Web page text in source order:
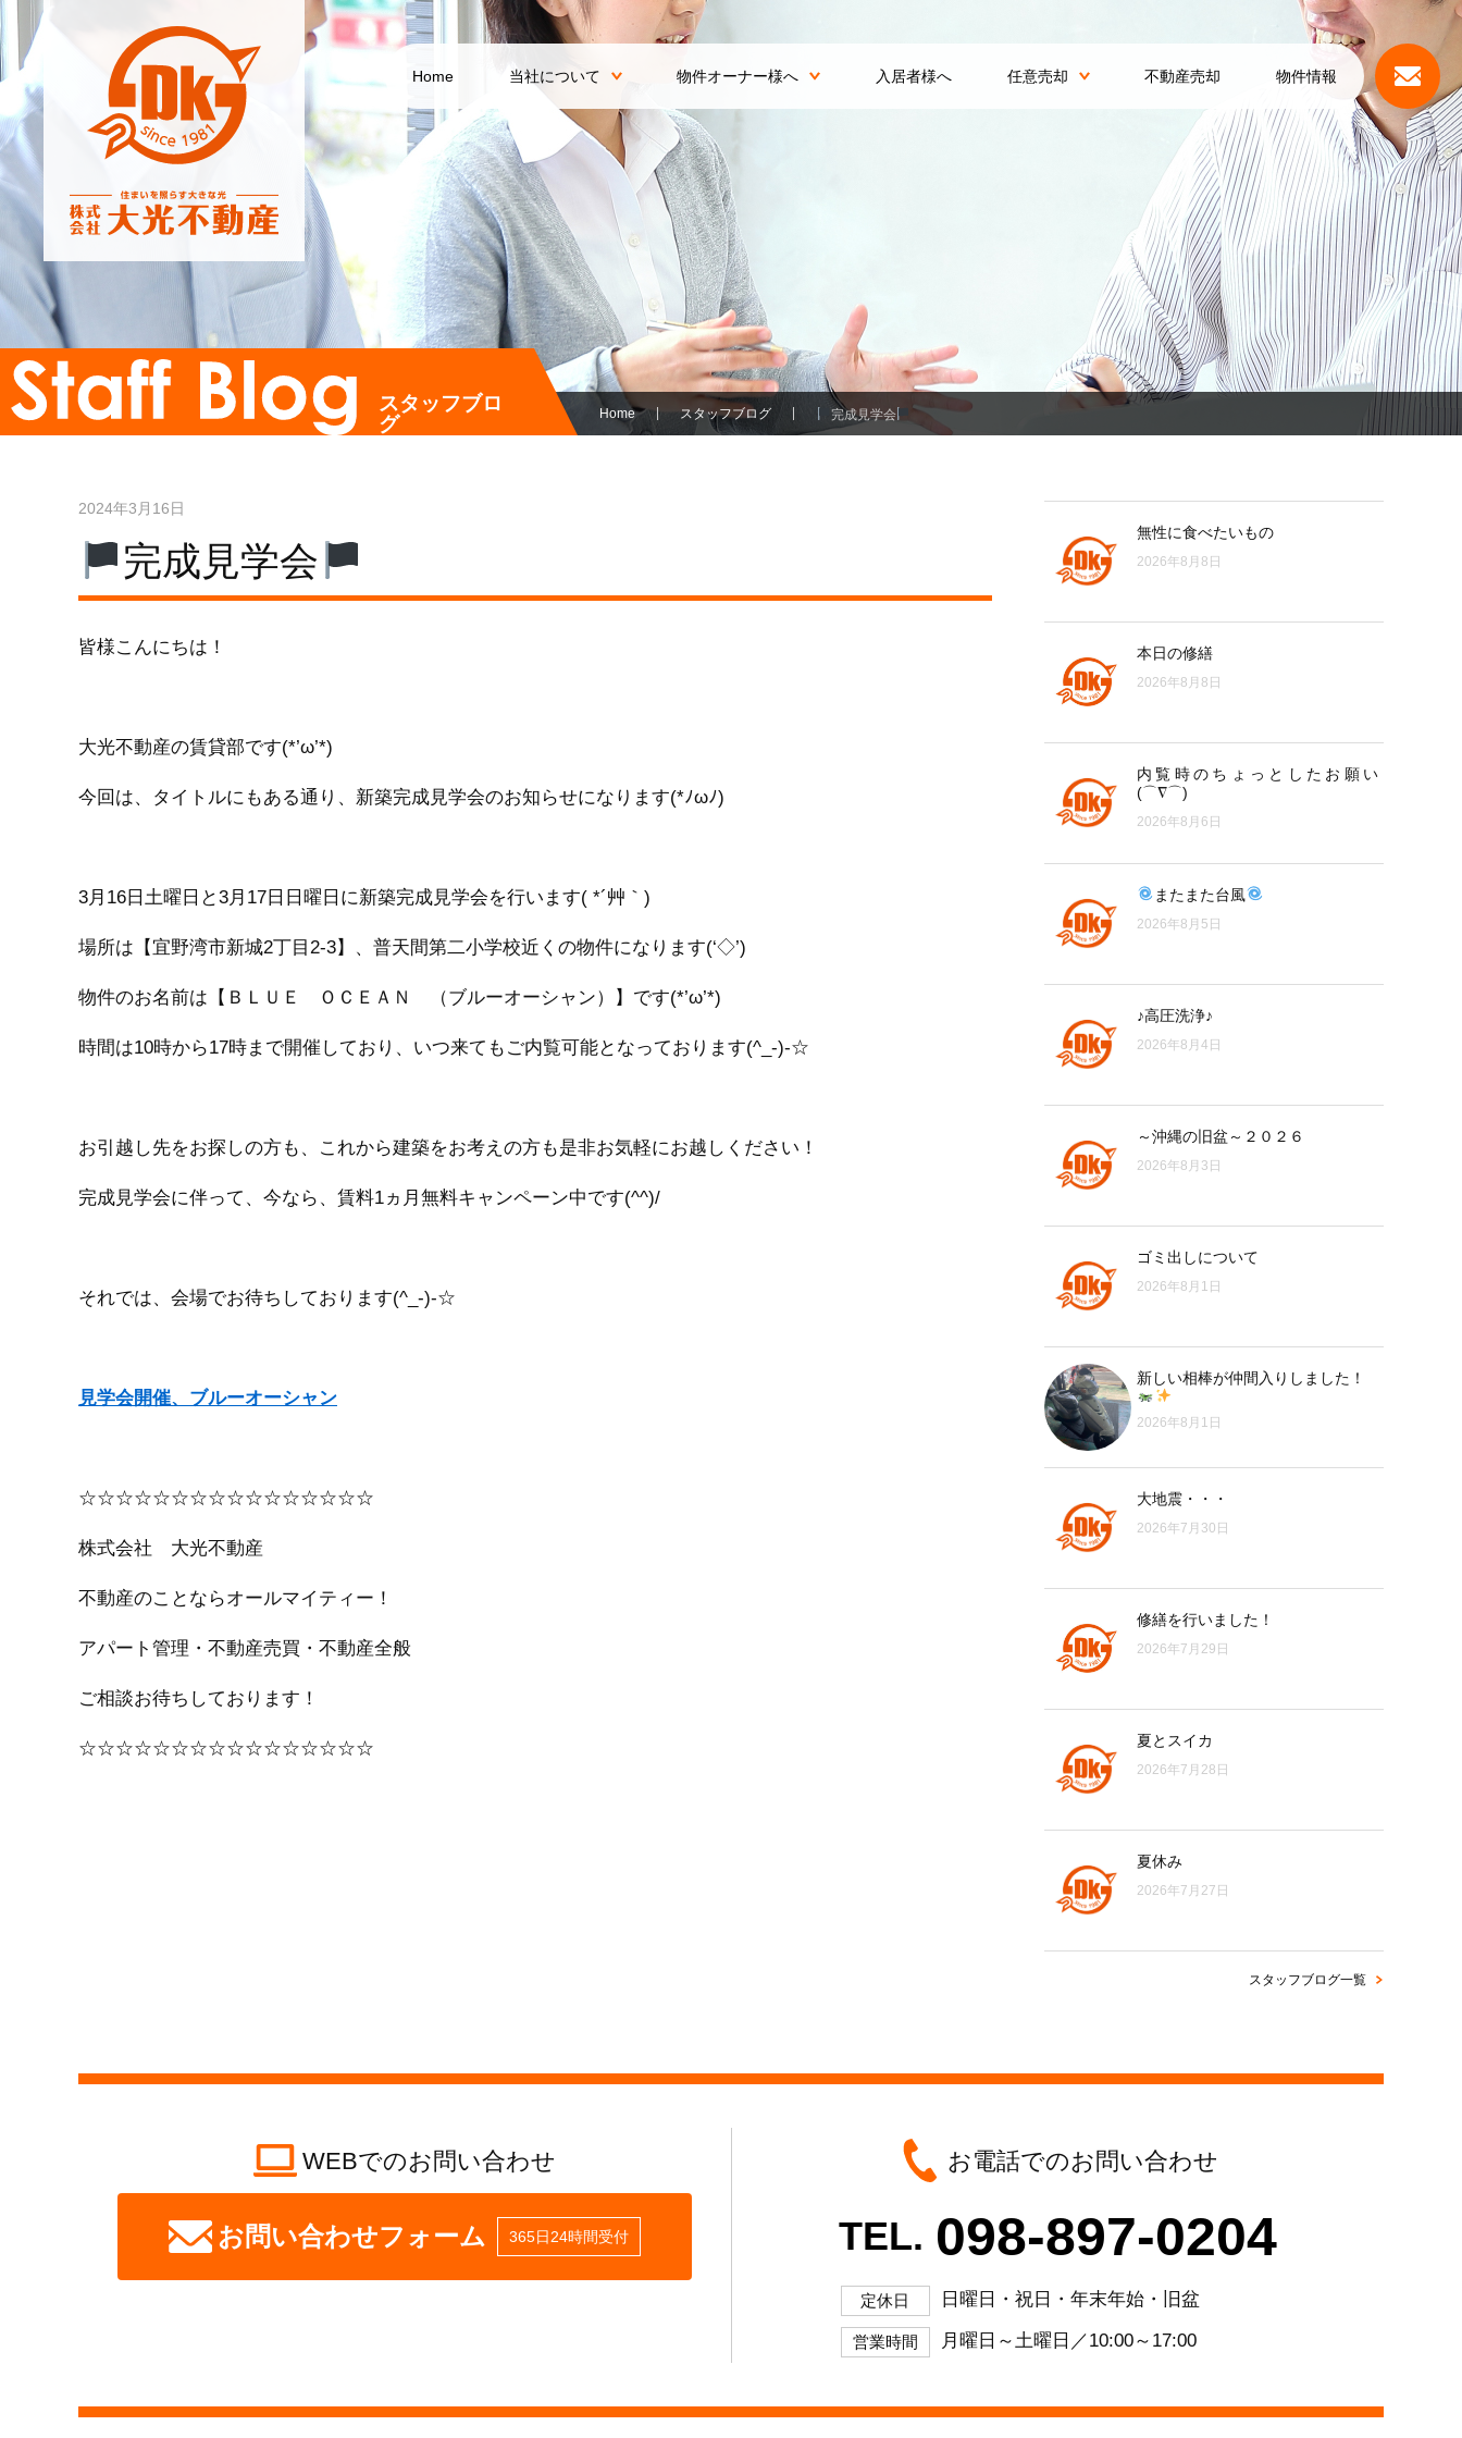
Home 当社について 物件オーナー様へ 入居者様へ 任意売却 不動産売却 物件情報
スタッフブロ
グ
Home スタッフブログ 完成見学会
2024年3月16日
完成見学会
皆様こんにちは！
大光不動産の賃貸部です(*’ω’*)
今回は、タイトルにもある通り、新築完成見学会のお知らせになります(*ﾉωﾉ)
3月16日土曜日と3月17日日曜日に新築完成見学会を行います( *´艸｀)
場所は【宜野湾市新城2丁目2-3】、普天間第二小学校近くの物件になります(‘◇’)ゞ
物件のお名前は【 ＢＬＵＥ ＯＣＥＡＮ （ブルーオーシャン） 】です(*’ω’*)
時間は10時から17時まで開催しており、いつ来てもご内覧可能となっております(^_-)-☆
お引越し先をお探しの方も、これから建築をお考えの方も是非お気軽にお越しください！
完成見学会に伴って、今なら、賃料1ヵ月無料キャンペーン中です(^^)/
それでは、会場でお待ちしております(^_-)-☆
見学会開催、ブルーオーシャン
☆☆☆☆☆☆☆☆☆☆☆☆☆☆☆☆
株式会社 大光不動産
不動産のことならオールマイティー！
アパート管理・不動産売買・不動産全般
ご相談お待ちしております！
☆☆☆☆☆☆☆☆☆☆☆☆☆☆☆☆
無性に食べたいもの
2026年8月8日
本日の修繕
2026年8月8日
内覧時のちょっとしたお願い
(⌒∇⌒)
2026年8月6日
またまた台風
2026年8月5日
♪高圧洗浄♪
2026年8月4日
～沖縄の旧盆～２０２６
2026年8月3日
ゴミ出しについて
2026年8月1日
新しい相棒が仲間入りしました！
2026年8月1日
大地震・・・
2026年7月30日
修繕を行いました！
2026年7月29日
夏とスイカ
2026年7月28日
夏休み
2026年7月27日
スタッフブログ一覧
WEBでのお問い合わせ
お問い合わせフォーム 365日24時間受付
お電話でのお問い合わせ
TEL. 098-897-0204
定休日 日曜日・祝日・年末年始・旧盆
営業時間 月曜日～土曜日／10:00～17:00